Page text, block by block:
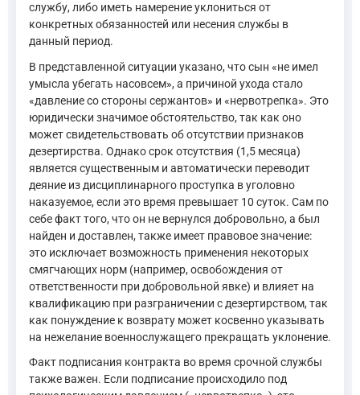
службу, либо иметь намерение уклониться от
конкретных обязанностей или несения службы в
данный период.
В представленной ситуации указано, что сын «не имел
умысла убегать насовсем», а причиной ухода стало
«давление со стороны сержантов» и «нервотрепка». Это
юридически значимое обстоятельство, так как оно
может свидетельствовать об отсутствии признаков
дезертирства. Однако срок отсутствия (1,5 месяца)
является существенным и автоматически переводит
деяние из дисциплинарного проступка в уголовно
наказуемое, если это время превышает 10 суток. Сам по
себе факт того, что он не вернулся добровольно, а был
найден и доставлен, также имеет правовое значение:
это исключает возможность применения некоторых
смягчающих норм (например, освобождения от
ответственности при добровольной явке) и влияет на
квалификацию при разграничении с дезертирством, так
как понуждение к возврату может косвенно указывать
на нежелание военнослужащего прекращать уклонение.
Факт подписания контракта во время срочной службы
также важен. Если подписание происходило под